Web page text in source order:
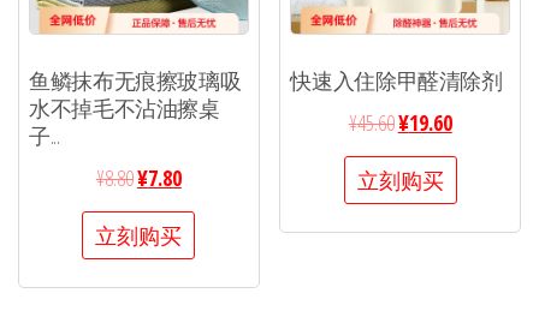
鱼鳞抹布无痕擦玻璃吸
水不掉毛不沾油擦桌
子...
¥8.80¥7.80
立刻购买
快速入住除甲醛清除剂
¥45.60¥19.60
立刻购买